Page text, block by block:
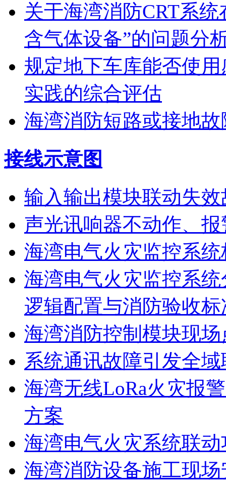
关于海湾消防CRT系
含气体设备”的问题分
规定地下车库能否使
实践的综合评估
海湾消防短路或接地
接线示意图
输入输出模块联动失效
声光讯响器不动作、
海湾电气火灾监控系
海湾电气火灾监控系
逻辑配置与消防验收标
海湾消防控制模块现
系统通讯故障引发全
海湾无线LoRa火灾报
方案
海湾电气火灾系统联
海湾消防设备施工现